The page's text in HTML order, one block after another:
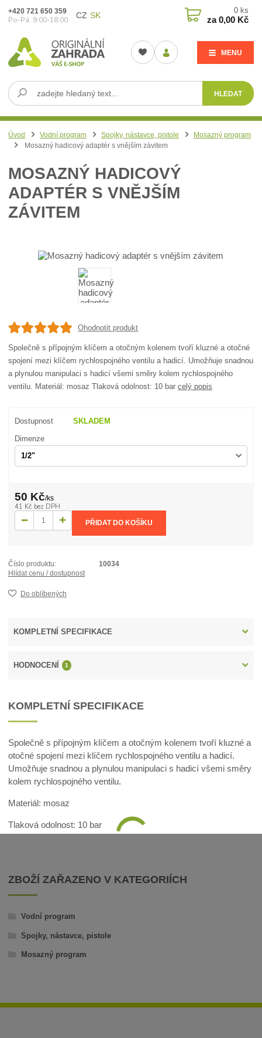
CZ SK
MENU
HLEDAT
+420 721 650 359
Po-Pá: 9:00-18:00
0 ks
za0,00 Kč
Úvod Vodní program Spojky, nástavce, pistole
Mosazný program
Mosazný hadicový adaptér s vnějším závitem
MOSAZNÝ HADICOVÝ
ADAPTÉR S VNĚJŠÍM
ZÁVITEM
Ohodnotit produkt
Společně s přípojným klíčem a otočným kolenem tvoří kluzné a otočné
spojení mezi klíčem rychlospojného ventilu a hadicí. Umožňuje snadnou
a plynulou manipulaci s hadicí všemi směry kolem rychlospojného
ventilu. Materiál: mosaz Tlaková odolnost: 10 barcelý popis
Dostupnost SKLADEM
Dimenze
50 Kč/ks
41 Kč bez DPH
PŘIDAT DO KOŠÍKU
Číslo produktu:
10034
Hlídat cenu / dostupnost
Do oblíbených
KOMPLETNÍ SPECIFIKACE
HODNOCENÍ 1
KOMPLETNÍ SPECIFIKACE
Společně s přípojným klíčem a otočným kolenem tvoří kluzné a
otočné spojení mezi klíčem rychlospojného ventilu a hadicí.
Umožňuje snadnou a plynulou manipulaci s hadicí všemi směry
kolem rychlospojného ventilu.
Materiál: mosaz
Tlaková odolnost: 10 bar
ZBOŽÍ ZAŘAZENO V KATEGORIÍCH
Vodní program
Spojky, nástavce, pistole
Mosazný program